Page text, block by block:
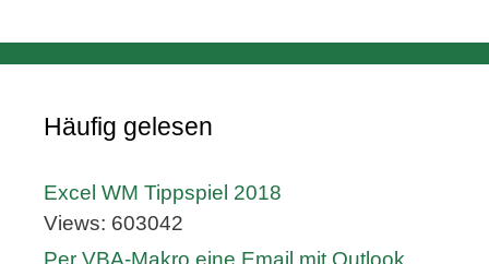
Häufig gelesen
Excel WM Tippspiel 2018
Views: 603042
Per VBA-Makro eine Email mit Outlook